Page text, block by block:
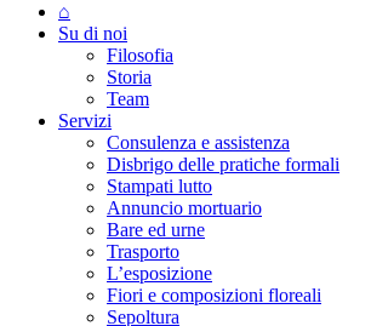
⌂
Su di noi
Filosofia
Storia
Team
Servizi
Consulenza e assistenza
Disbrigo delle pratiche formali
Stampati lutto
Annuncio mortuario
Bare ed urne
Trasporto
L’esposizione
Fiori e composizioni floreali
Sepoltura